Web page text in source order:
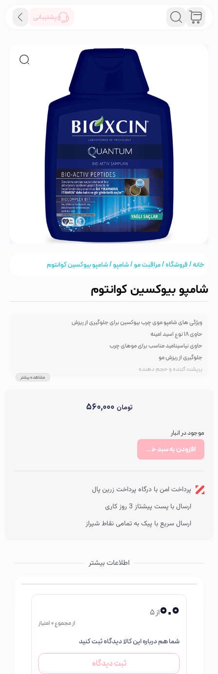
پشتیبانی
خانه/فروشگاه/مراقبت مو/شامپو/ شامپو بیوکسین کوانتوم
شامپو بیوکسین کوانتوم
ویژگی های شامپو موی چرب بیوکسین برای جلوگیری از ریزش
حاوی ۱۸ نوع اسید امینه
حاوی نیاسینامید مناسب برای موهای چرب
جلوگیری از ریزش مو
پرپشت کننده و حجم دهنده
مشاهده بیشتر
تومان ۵۶۰,۰۰۰
موجود در انبار
افزودن به سبد خرید
پرداخت امن با درگاه پرداخت زرین پال
ارسال با پست پیشتاز 3 روز کاری
ارسال سریع با پیک به تمامی نقاط شیراز
اطلاعات بیشتر
0.0از 5
از مجموع 0 امتیاز
شما هم درباره این کالا دیدگاه ثبت کنید
ثبت دیدگاه